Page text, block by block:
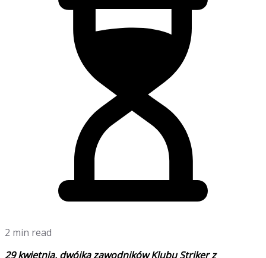
2 min read
29 kwietnia, dwójka zawodników Klubu Striker z